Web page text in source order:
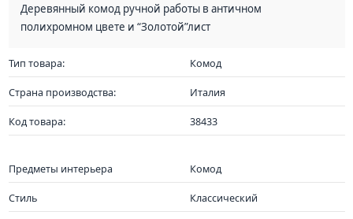
Деревянный комод ручной работы в античном
полихромном цвете и “Золотой”лист
Тип товара: Комод
Страна производства: Италия
Код товара: 38433
Предметы интерьера Комод
Стиль Классический